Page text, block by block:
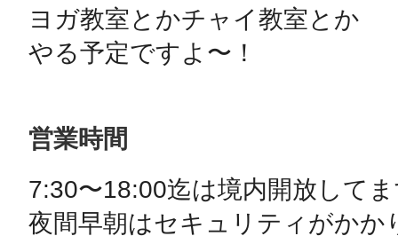
ヨガ教室とかチャイ教室とか
やる予定ですよ〜！
営業時間
7:30〜18:00迄は境内開放して
夜間早朝はセキュリティがかか